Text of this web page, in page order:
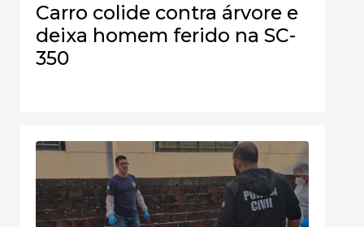
Carro colide contra árvore e
deixa homem ferido na SC-
350